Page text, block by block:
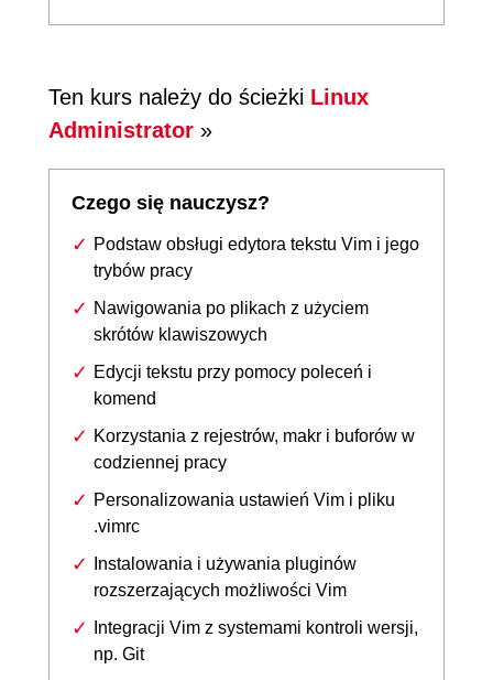
Ten kurs należy do ścieżki Linux
Administrator »
Czego się nauczysz?
Podstaw obsługi edytora tekstu Vim i jego
trybów pracy
Nawigowania po plikach z użyciem
skrótów klawiszowych
Edycji tekstu przy pomocy poleceń i
komend
Korzystania z rejestrów, makr i buforów w
codziennej pracy
Personalizowania ustawień Vim i pliku
.vimrc
Instalowania i używania pluginów
rozszerzających możliwości Vim
Integracji Vim z systemami kontroli wersji,
np. Git